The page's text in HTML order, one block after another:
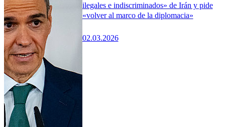
ilegales e indiscriminados» de Irán y pide
«volver al marco de la diplomacia»
02.03.2026